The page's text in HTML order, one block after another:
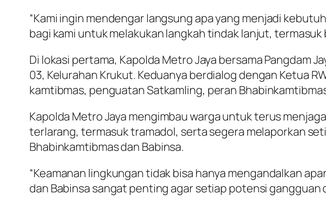
“Kami ingin mendengar langsung apa yang menjadi
bagi kami untuk melakukan langkah tindak lanjut,
Di lokasi pertama, Kapolda Metro Jaya bersama Pangdam
03, Kelurahan Krukut. Keduanya berdialog dengan Ketua
kamtibmas, penguatan Satkamling, peran
Kapolda Metro Jaya mengimbau warga untuk terus
terlarang, termasuk tramadol, serta segera melaporkan
Bhabinkamtibmas dan Babinsa.
“Keamanan lingkungan tidak bisa hanya mengandalkan
dan Babinsa sangat penting agar setiap potensi gangguan